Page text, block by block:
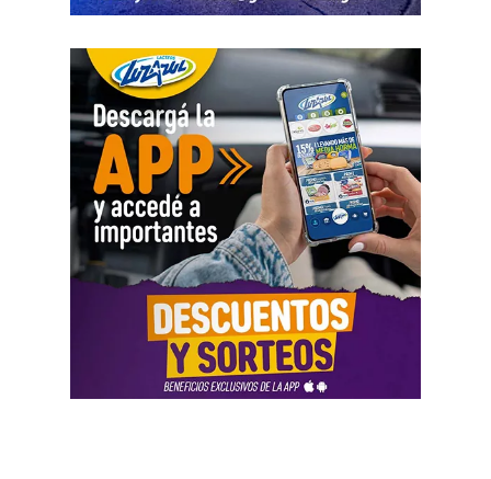
para poder sostener la vida», dijo Chevalier y subrayó
asimétrica sobre las mujeres, provoca una crisis sobre los
cuidados y desorganiza los hogares».
Al abordar la persecución política a sindicalistas y
sindicatos, Biró sostuvo que «el Estado me ha iniciado
una persecución mediática, gremial, jurídica y personal
por ser el secretario general de la Asociación de Pilotos.
Se trata de una campaña abierta y pública de difamación
llevada adelante por funcionarios del gobierno, utilizando
la aplicación Mi Argentina o las carteleras de las
estaciones terminales. Usaron todos los recursos del
Estado. Me imputaron delitos penales, me hicieron saber
que perseguían a mi familia, a mi mujer y a mis hijas, y
tuve que presentar un habeas corpus preventivo».